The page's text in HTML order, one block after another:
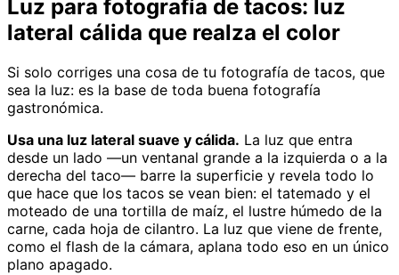
Luz para fotografía de tacos: luz
lateral cálida que realza el color
Si solo corriges una cosa de tu fotografía de tacos, que
sea la luz: es la base de toda buena fotografía
gastronómica.
Usa una luz lateral suave y cálida. La luz que entra
desde un lado —un ventanal grande a la izquierda o a la
derecha del taco— barre la superficie y revela todo lo
que hace que los tacos se vean bien: el tatemado y el
moteado de una tortilla de maíz, el lustre húmedo de la
carne, cada hoja de cilantro. La luz que viene de frente,
como el flash de la cámara, aplana todo eso en un único
plano apagado.